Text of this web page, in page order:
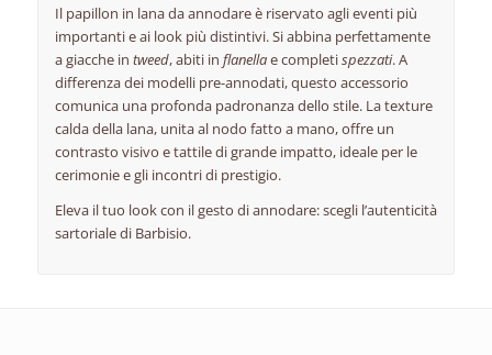
Il papillon in lana da annodare è riservato agli eventi più
importanti e ai look più distintivi. Si abbina perfettamente
a giacche in tweed, abiti in flanellae completispezzati. A
differenza dei modelli pre-annodati, questo accessorio
comunica una profonda padronanza dello stile. La texture
calda della lana, unita al nodo fatto a mano, offre un
contrasto visivo e tattile di grande impatto, ideale per le
cerimonie e gli incontri di prestigio.
Eleva il tuo look con il gesto di annodare: scegli l’autenticità
sartoriale di Barbisio.